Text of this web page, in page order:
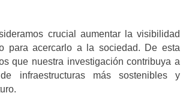
crucial aumentar la visibilidad
para acercarlo a la sociedad. De esta
que nuestra investigación contribuya a
infraestructuras más sostenibles y